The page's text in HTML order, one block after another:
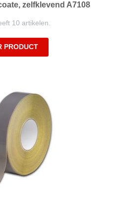
zelfklevend A7108
10 artikelen.
PRODUCT